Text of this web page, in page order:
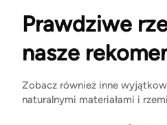
Prawdziwe
nasze
Zobacz również inne
naturalnymi materiałami i